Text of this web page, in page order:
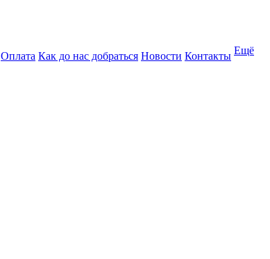
Оплата Как до нас добраться Новости Контакты Ещё